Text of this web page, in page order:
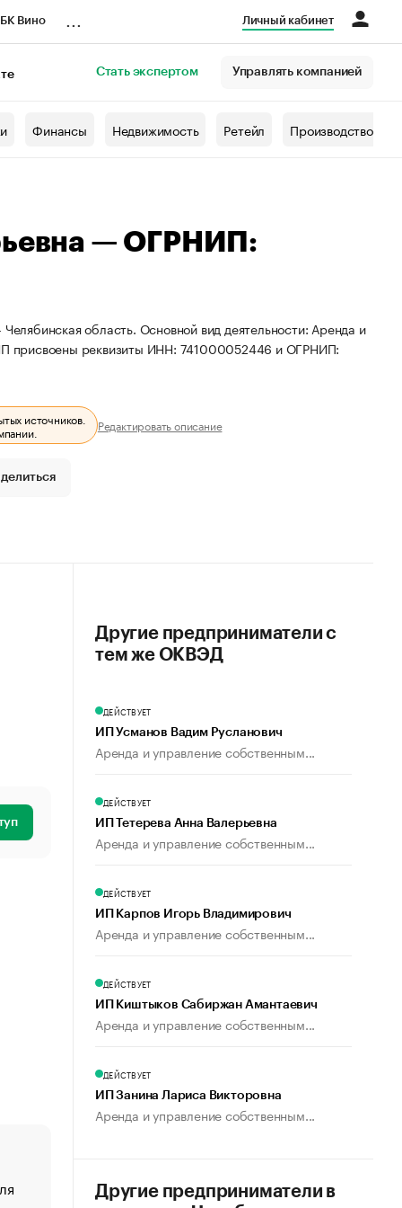
Вино Личный кабинет
Стать экспертом Управлять компанией
Финансы Недвижимость Ретейл Производство
— ОГРНИП:
область. Основной вид деятельности: Аренда и
присвоены реквизиты ИНН: 741000052446 и ОГРНИП:
источников.
Редактировать описание
«От спорта тело стареет иначе». Как живет глава
Другие предприниматели с
тем же ОКВЭД
ДЕЙСТВУЕТ
ИП Усманов Вадим Русланович
Аренда и управление собственным...
ДЕЙСТВУЕТ
ИП Тетерева Анна Валерьевна
Аренда и управление собственным...
ДЕЙСТВУЕТ
ИП Карпов Игорь Владимирович
Аренда и управление собственным...
ДЕЙСТВУЕТ
ИП Киштыков Сабиржан Амантаевич
Аренда и управление собственным...
ДЕЙСТВУЕТ
ИП Занина Лариса Викторовна
Аренда и управление собственным...
Другие предприниматели в